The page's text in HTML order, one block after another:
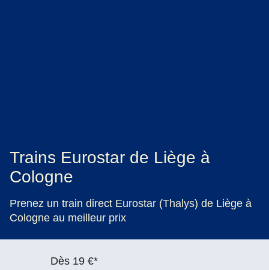
Trains Eurostar de Liège à
Cologne
Prenez un train direct Eurostar (Thalys) de Liège à
Cologne au meilleur prix
Dès 19 €*